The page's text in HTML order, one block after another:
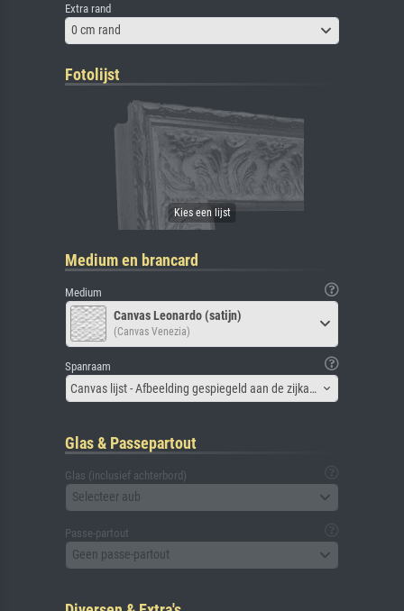
Extra rand
0 cm rand
Fotolijst
Medium en brancard
Medium
Canvas Leonardo (satijn)
(Canvas Venezia)
Spanraam
Canvas lijst - Afbeelding gespiegeld aan de zijkant
Glas & Passepartout
Glas (inclusief achterbord)
Selecteer aub
Passe-partout
Geen passe-partout